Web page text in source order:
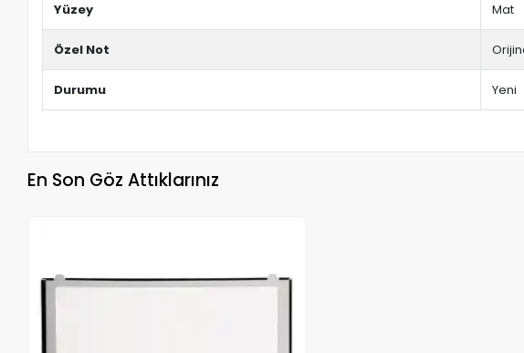
Yüzey Mat
Özel Not
Durumu Yeni
En Son Göz Attıklarınız